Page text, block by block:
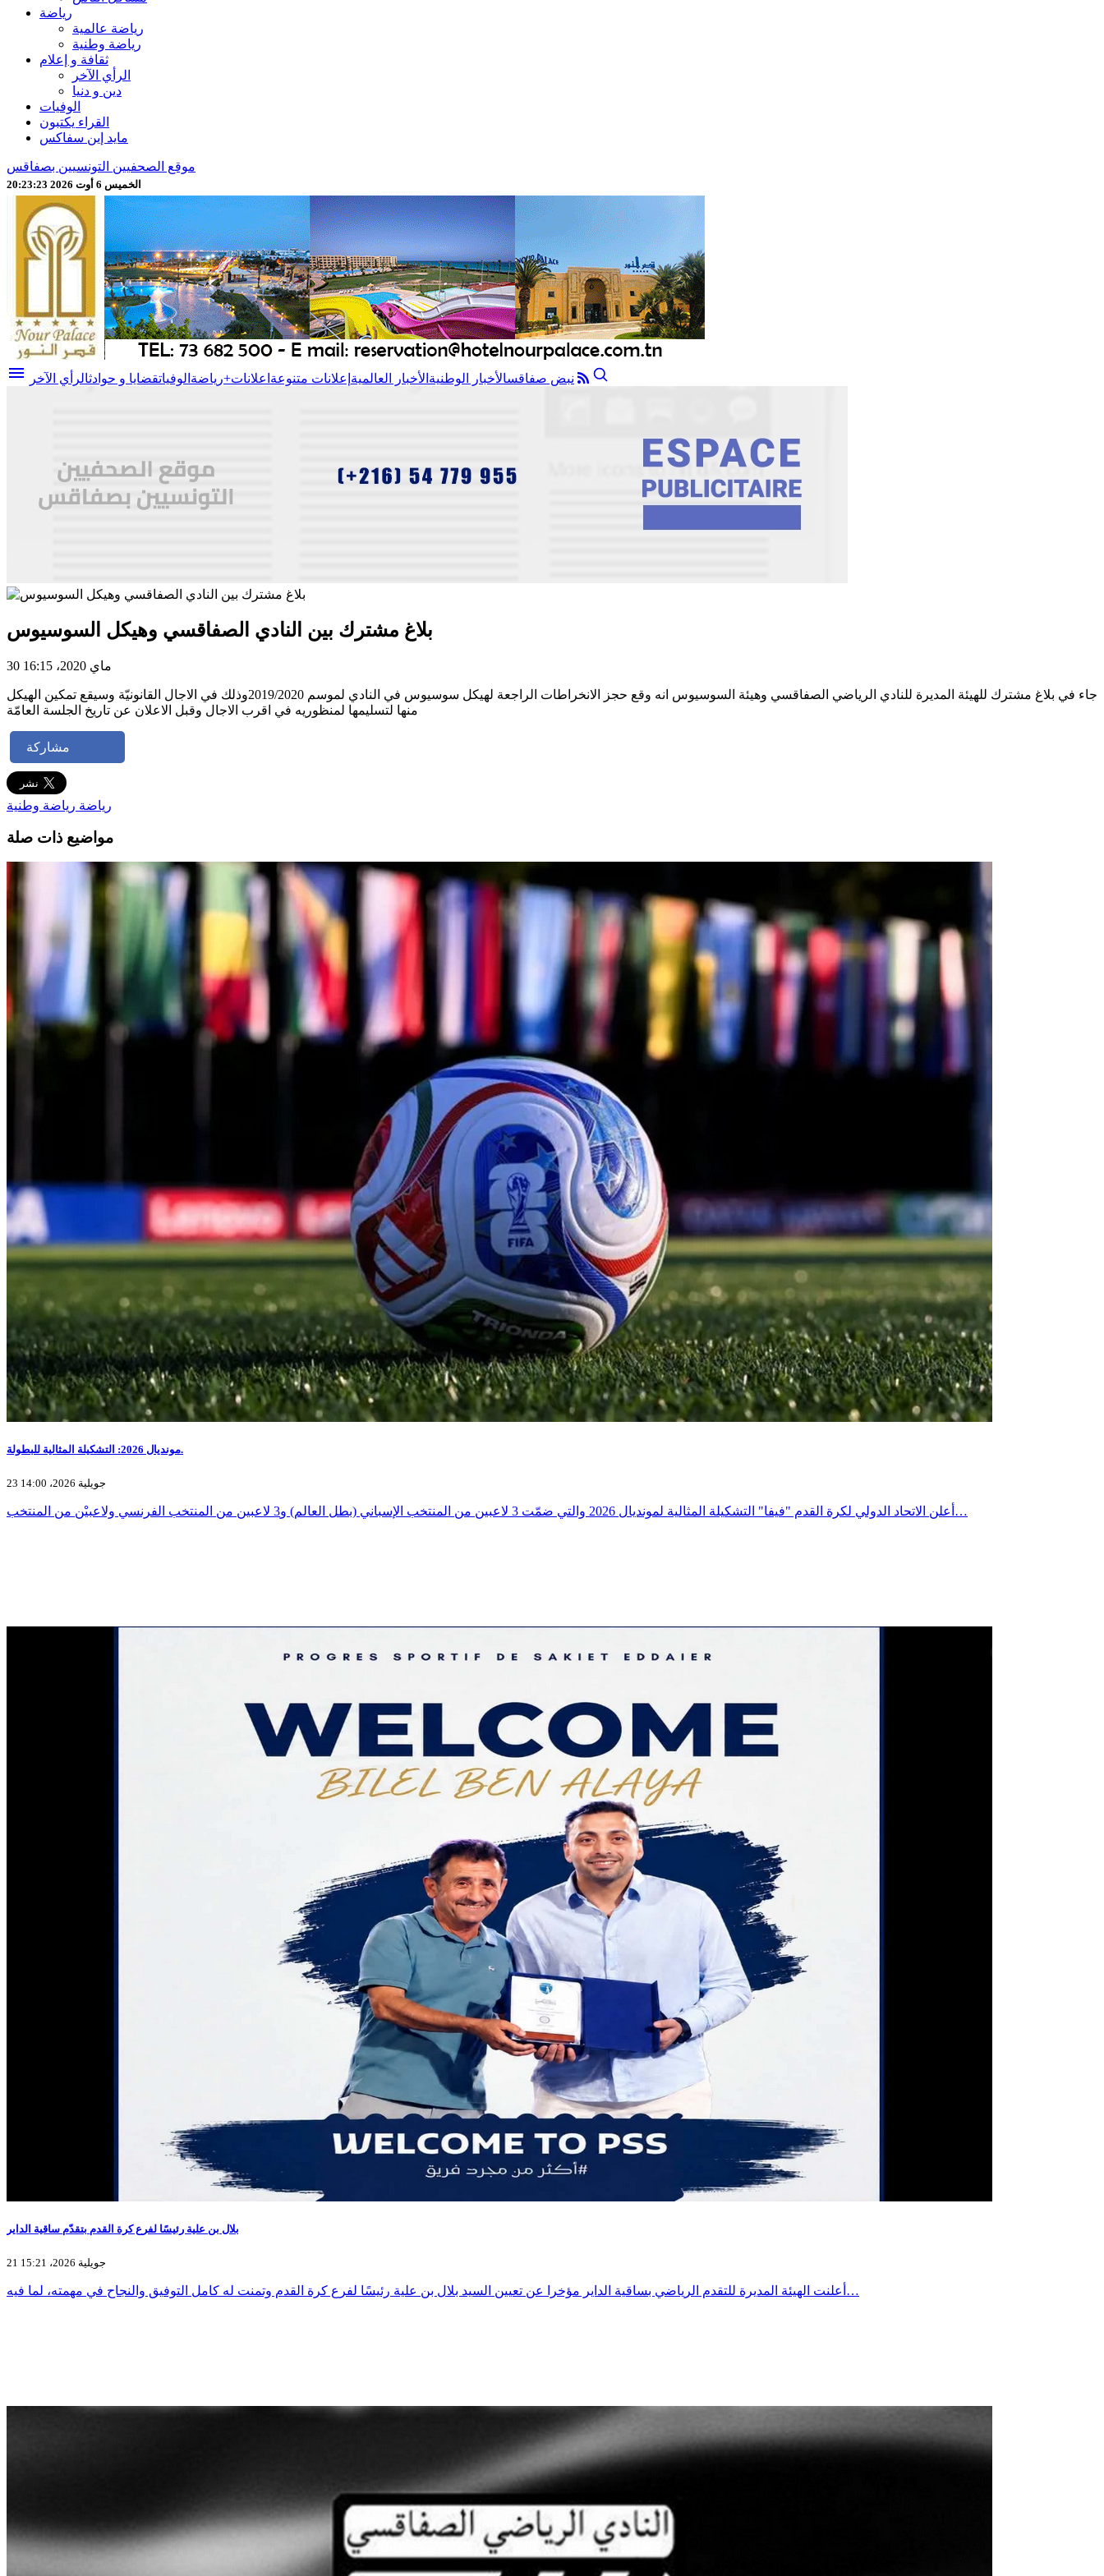
رياضة
رياضة عالمية
رياضة وطنية
ثقافة و إعلام
الرأي الآخر
دين و دنيا
الوفيات
القراء يكتبون
مايد إين سفاكس
موقع الصحفيين التونسيين بصفاقس
الخميس 6 أوت 2026 20:23:25
menu نبض صفاقسالأخبار الوطنية الأخبار العالمية إعلانات متنوعة اعلانات+رياضة الوفياتقضايا و حوادثالرأي الآخر
بلاغ مشترك بين النادي الصفاقسي وهيكل السوسيوس
30 ماي 2020، 16:15
جاء في بلاغ مشترك للهيئة المديرة للنادي الرياضي الصفاقسي وهيئة السوسيوس انه وقع حجز الانخراطات الراجعة لهيكل سوسيوس في النادي لموسم 2019/2020وذلك في الاجال القانونيّة وسيقع تمكين الهيكل
منها لتسليمها لمنظوريه في اقرب الاجال وقبل الاعلان عن تاريخ الجلسة العامّة
مشاركة
رياضة رياضة وطنية
مواضيع ذات صلة
مونديال 2026: التشكيلة المثالية للبطولة.
23 جويلية 2026، 14:00
أعلن الاتحاد الدولي لكرة القدم "فيفا" التشكيلة المثالية لمونديال 2026 والتي ضمّت 3 لاعبين من المنتخب الإسباني (بطل العالم) و3 لاعبين من المنتخب الفرنسي ولاعبيْن من المنتخب…
بلال بن علية رئيسًا لفرع كرة القدم بتقدّم ساقية الداير
21 جويلية 2026، 15:21
أعلنت الهيئة المديرة للتقدم الرياضي بساقية الداير مؤخرا عن تعيين السيد بلال بن علية رئيسًا لفرع كرة القدم وتمنت له كامل التوفيق والنجاح في مهمته، لما فيه…